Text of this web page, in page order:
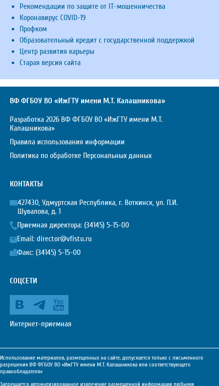
Рекомендации по защите от IT-мошенничества
Коронавирус COVID-19
Профком
Образовательный кредит с государственной поддержкой
Центр развития карьеры
Старая версия сайта
ВФ ФГБОУ ВО «ИжГТУ имени М.Т. Калашникова»
Разработка 2026 ВФ ФГБОУ ВО «ИжГТУ имени М.Т.
Калашникова»
Правила использования информации
Политика по обработке Персональных данных
КОНТАКТЫ
427430, Удмуртская Республика, г. Воткинск, ул. П.И.
Шувалова, д. 1
Приемная директора: (34145) 5-15-00
Email: director@vfistu.ru
Факс: (34145) 5-15-00
СОЦСЕТИ
Интернет-приемная
Использование материалов, размещенных на сайте, допускается только с письменного
разрешения ВФ ФГБОУ ВО «ИжГТУ имени М.Т. Калашникова или соответствующего
правообладателя»
Запрещается автоматизированное извлечение размещенной информации любыми